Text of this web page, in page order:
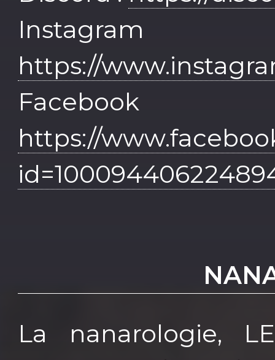
https://
https://
La nanarologie,